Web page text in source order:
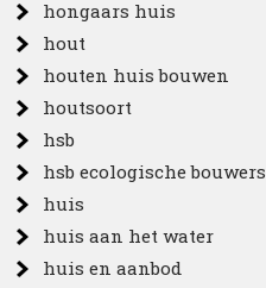
hongaars huis
hout
houten huis bouwen
houtsoort
hsb
hsb ecologische bouwers
huis
huis aan het water
huis en aanbod